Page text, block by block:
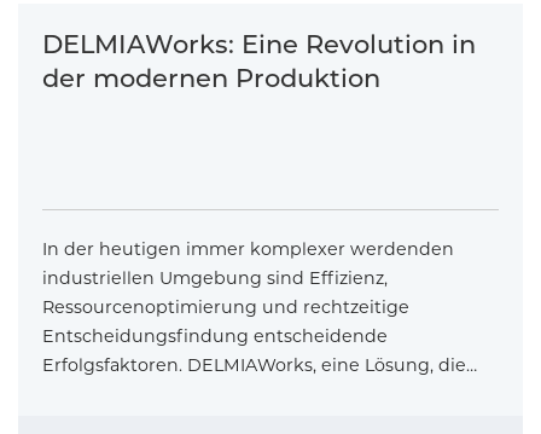
DELMIAWorks: Eine Revolution in
der modernen Produktion
In der heutigen immer komplexer werdenden
industriellen Umgebung sind Effizienz,
Ressourcenoptimierung und rechtzeitige
Entscheidungsfindung entscheidende
Erfolgsfaktoren. DELMIAWorks, eine Lösung, die…